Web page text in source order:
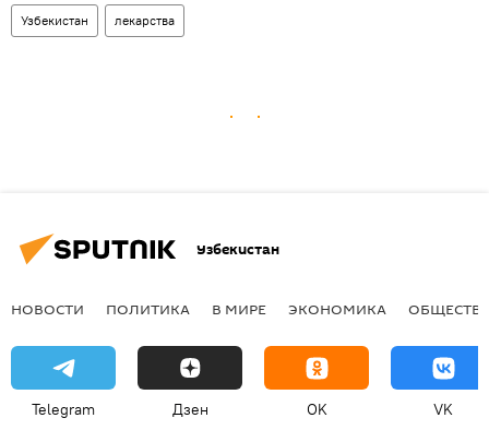
Узбекистан лекарства
Узбекистан
НОВОСТИ ПОЛИТИКА В МИРЕ ЭКОНОМИКА
Telegram Дзен OK VK